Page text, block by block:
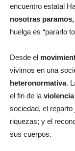
encuentro estatal
nosotras
huelga es “pararlo
Desde el
vivimos en una
heteronormativa.
el fin de la
sociedad, el
riquezas; y el
sus cuerpos.